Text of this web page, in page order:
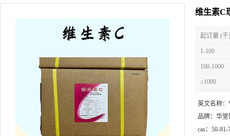
维生素C
起订量 (千
1-100
100-1000
≥1000
英文名称：
品牌： 华堂
cas： 50-81-